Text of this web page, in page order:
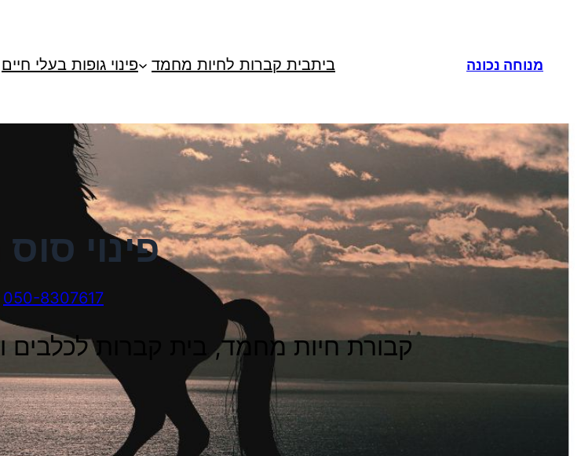
מנוחה נכונה ביתבית קברות לחיות מחמד פינוי גופות בעלי חיים
פינוי
050-8307617
קבורת חיות מחמד, בית קברות לכלבים